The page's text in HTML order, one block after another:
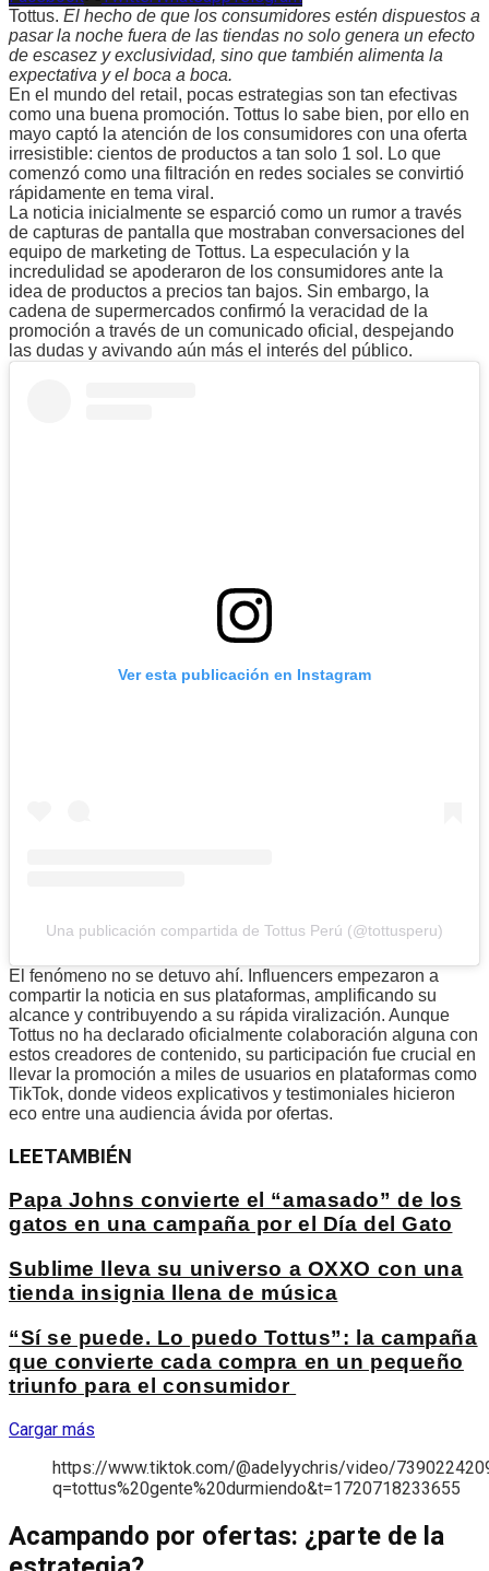
Tottus. El hecho de que los consumidores estén dispuestos a
pasar la noche fuera de las tiendas no solo genera un efecto
de escasez y exclusividad, sino que también alimenta la
expectativa y el boca a boca.
En el mundo del retail, pocas estrategias son tan efectivas
como una buena promoción. Tottus lo sabe bien, por ello en
mayo captó la atención de los consumidores con una oferta
irresistible: cientos de productos a tan solo 1 sol. Lo que
comenzó como una filtración en redes sociales se convirtió
rápidamente en tema viral.
La noticia inicialmente se esparció como un rumor a través
de capturas de pantalla que mostraban conversaciones del
equipo de marketing de Tottus. La especulación y la
incredulidad se apoderaron de los consumidores ante la
idea de productos a precios tan bajos. Sin embargo, la
cadena de supermercados confirmó la veracidad de la
promoción a través de un comunicado oficial, despejando
las dudas y avivando aún más el interés del público.
Ver esta publicación en Instagram
Una publicación compartida de Tottus Perú (@tottusperu)
El fenómeno no se detuvo ahí. Influencers empezaron a
compartir la noticia en sus plataformas, amplificando su
alcance y contribuyendo a su rápida viralización. Aunque
Tottus no ha declarado oficialmente colaboración alguna con
estos creadores de contenido, su participación fue crucial en
llevar la promoción a miles de usuarios en plataformas como
TikTok, donde videos explicativos y testimoniales hicieron
eco entre una audiencia ávida por ofertas.
LEETAMBIÉN
Papa Johns convierte el “amasado” de los
gatos en una campaña por el Día del Gato
Sublime lleva su universo a OXXO con una
tienda insignia llena de música
“Sí se puede. Lo puedo Tottus”: la campaña
que convierte cada compra en un pequeño
triunfo para el consumidor
Cargar más
https://www.tiktok.com/@adelyychris/video/
q=tottus%20gente%20durmiendo&t=1720718233655
Acampando por ofertas: ¿parte de la